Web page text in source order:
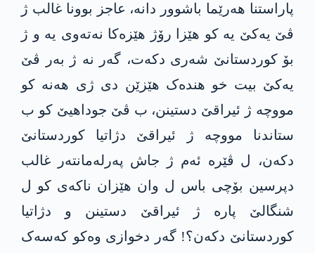
پاراستنا هەرێما باشوور دانە، عاجز بوونا غالب ژ
ڤێ یەکێ یە کو هێزا رۆژ هێزەکا نەتەوی یە و ژ
بۆ کوردستانێ شەری دکەت، گەر نە ژ بەر ڤێ
یەکێ بیت خو هندەک هێزێن دی ژی هەنە کو
مووچە ژ ئیراقێ دستینن، ب ڤێ جوداهیێ کو ب
ستاندنا مووچە ژ ئیراقێ دژاتیا کوردستانێ
دکەن، ل ڤێرە ئەم ژ جاش پەرلەمانتەر غالب
دپرسین بۆچی باس ل وان هێزان ناکەی کو ل
شنگالێ پارە ژ ئیراقێ دستینن و دژاتیا
کوردستانێ دکەن؟! گەر دخوازی وەکو کەسەک